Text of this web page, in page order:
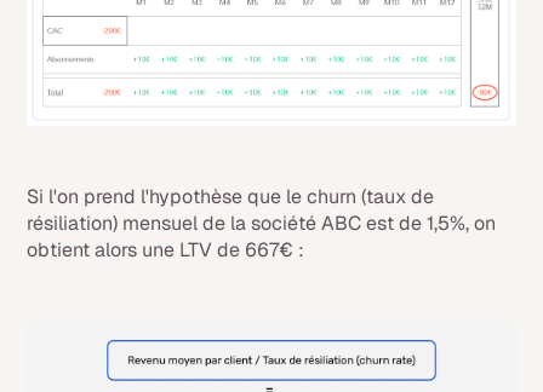
Si l'on prend l'hypothèse que lechurn (taux de
résiliation) mensuel de la société ABC est de 1,5%, on
obtient alors une LTV de 667€ :